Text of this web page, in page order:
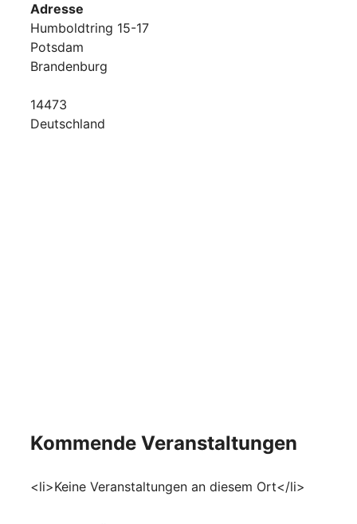
Adresse
Humboldtring 15-17
Potsdam
Brandenburg
14473
Deutschland
Kommende Veranstaltungen
<li>Keine Veranstaltungen an diesem Ort</li>